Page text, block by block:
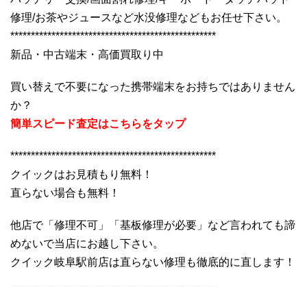
修理/お茶やジュースなど水没修理などもお任せ下さい。
**************************************************
新品・中古端末・高価買取り中
買い替えで不要になった携帯端末をお持ちではありません
か？
簡単スピード査定はこちらをタップ
**************************************************
クイックはお見積もり無料！
直らない場合も無料！
他店で「修理不可」「基板修理が必要」など言われても諦
めないで当店にお越し下さい。
クイック岐阜駅前店は直らない修理も徹底的に直します！